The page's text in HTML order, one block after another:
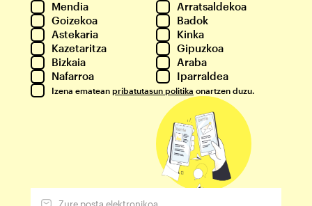
Mendia
Arratsaldekoa
Goizekoa
Badok
Astekaria
Kinka
Kazetaritza
Gipuzkoa
Bizkaia
Araba
Nafarroa
Iparraldea
Izena ematean pribatutasun politika onartzen duzu.